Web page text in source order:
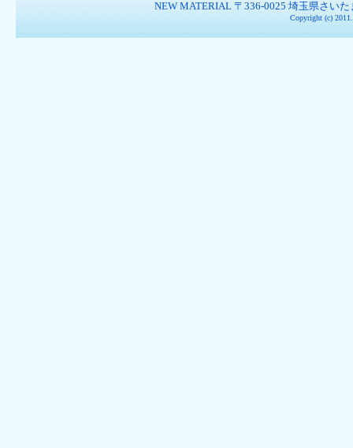
NEW MATERIAL 〒336-0025 埼玉県さい
Copyright (c)